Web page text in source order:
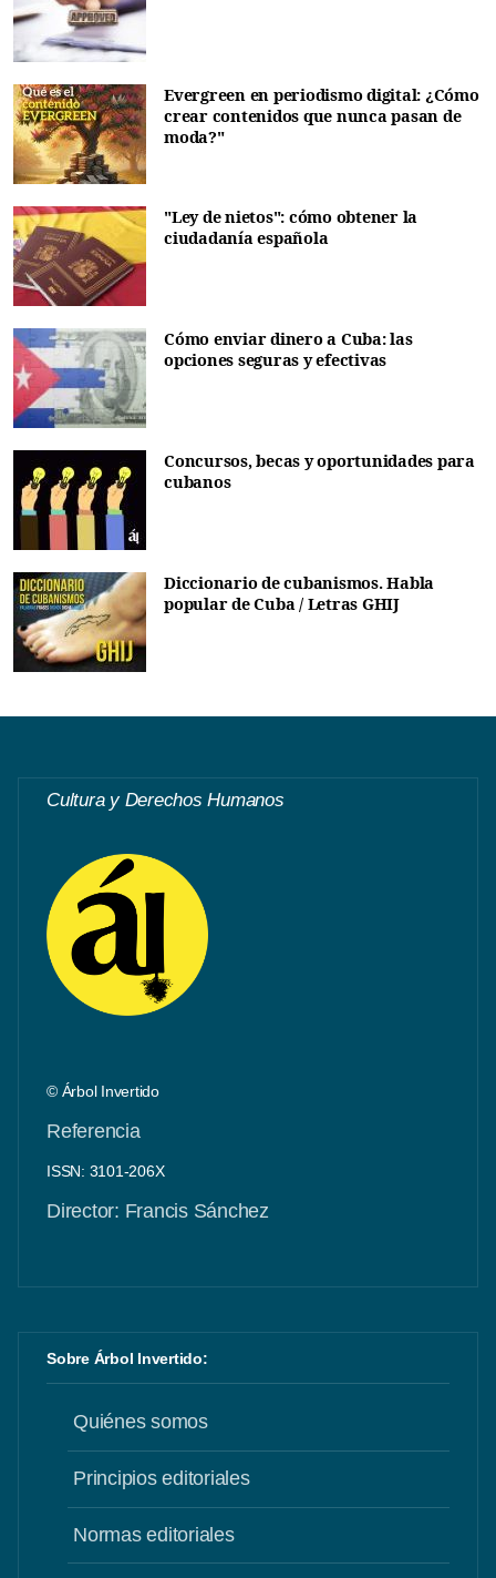
Evergreen en periodismo digital: ¿Cómo
crear contenidos que nunca pasan de
moda?"
"Ley de nietos": cómo obtener la
ciudadanía española
Cómo enviar dinero a Cuba: las
opciones seguras y efectivas
Concursos, becas y oportunidades para
cubanos
Diccionario de cubanismos. Habla
popular de Cuba / Letras GHIJ
Cultura y Derechos Humanos
© Árbol Invertido
Referencia
ISSN: 3101-206X
Director: Francis Sánchez
Sobre Árbol Invertido:
Quiénes somos
Principios editoriales
Normas editoriales